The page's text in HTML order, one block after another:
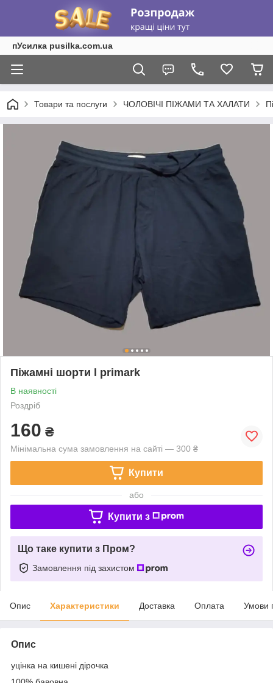
пУсилка pusilka.com.ua
Товари та послуги ЧОЛОВІЧІ ПІЖАМИ ТА ХАЛАТИ
Піжамні шорти l primark
В наявності
Роздріб
160 ₴
Мінімальна сума замовлення на сайті — 300 ₴
Купити
або
Купити з
Що таке купити з Пром?
Замовлення під захистом
Опис Характеристики Доставка Оплата Умови
Опис
уцінка на кишені дірочка